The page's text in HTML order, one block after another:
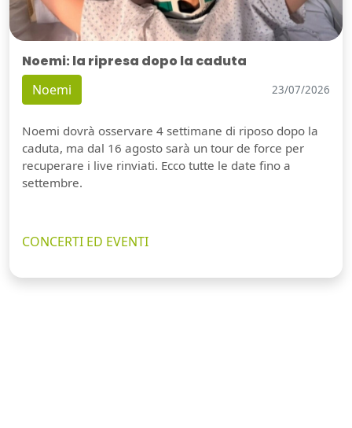
Noemi: la ripresa dopo la caduta
Noemi 23/07/2026
Noemi dovrà osservare 4 settimane di riposo dopo la
caduta, ma dal 16 agosto sarà un tour de force per
recuperare i live rinviati. Ecco tutte le date fino a
settembre.
CONCERTI ED EVENTI